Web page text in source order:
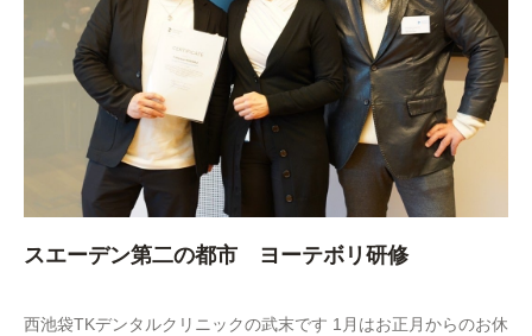
スエーデン第二の都市 ヨーテボリ研修
西池袋TKデンタルクリニックの武末です 1月はお正月からのお休